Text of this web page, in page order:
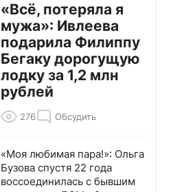
«Всё, потеряла я
мужа»: Ивлеева
подарила Филиппу
Бегаку дорогущую
лодку за 1,2 млн
рублей
276 Обсудить
«Моя любимая пара!»: Ольга
Бузова спустя 22 года
воссоединилась с бывшим